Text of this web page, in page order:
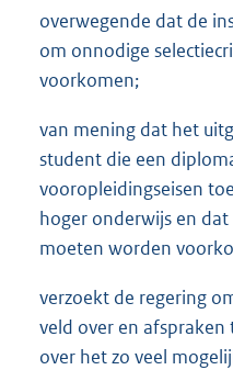
overwegende dat de
om onnodige
voorkomen;
van mening dat het
student die een
vooropleidingseisen
hoger onderwijs en
moeten worden
verzoekt de regering
veld over en
over het zo veel